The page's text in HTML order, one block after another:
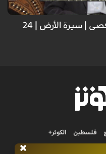
| سيرة الأرض | 24
فلسطين الكوثر+